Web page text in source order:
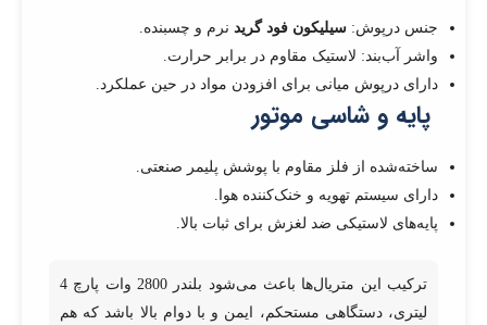
جنس درپوش: سیلیکون فود گرید نرم و چسبنده.
واشر آب‌بند: لاستیک مقاوم در برابر حرارت.
دارای درپوش میانی برای افزودن مواد در حین عملکرد.
پایه و شاسی موتور
ساخته‌شده از فلز مقاوم با پوشش پلیمر صنعتی.
دارای سیستم تهویه و خنک‌کننده هوا.
پایه‌های لاستیکی ضد لغزش برای ثبات بالا.
ترکیب این متریال‌ها باعث می‌شود بلندر 2800 وات پارچ 4
لیتری، دستگاهی مستحکم، ایمن و با دوام بالا باشد که هم